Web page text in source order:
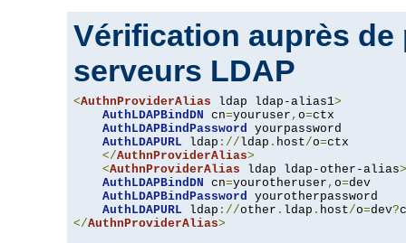
Vérification auprès de
serveurs LDAP
<AuthnProviderAlias ldap ldap-alias1>
AuthLDAPBindDN cn=youruser , o=ctx
AuthLDAPBindPassword yourpassword
AuthLDAPURL ldap ://ldap . host/o=ctx
</AuthnProviderAlias>
<AuthnProviderAlias ldap ldap-other-alias>
AuthLDAPBindDN cn=yourotheruser , o=dev
AuthLDAPBindPassword yourotherpassword
AuthLDAPURL ldap ://other . ldap . host/o=dev?
</AuthnProviderAlias>